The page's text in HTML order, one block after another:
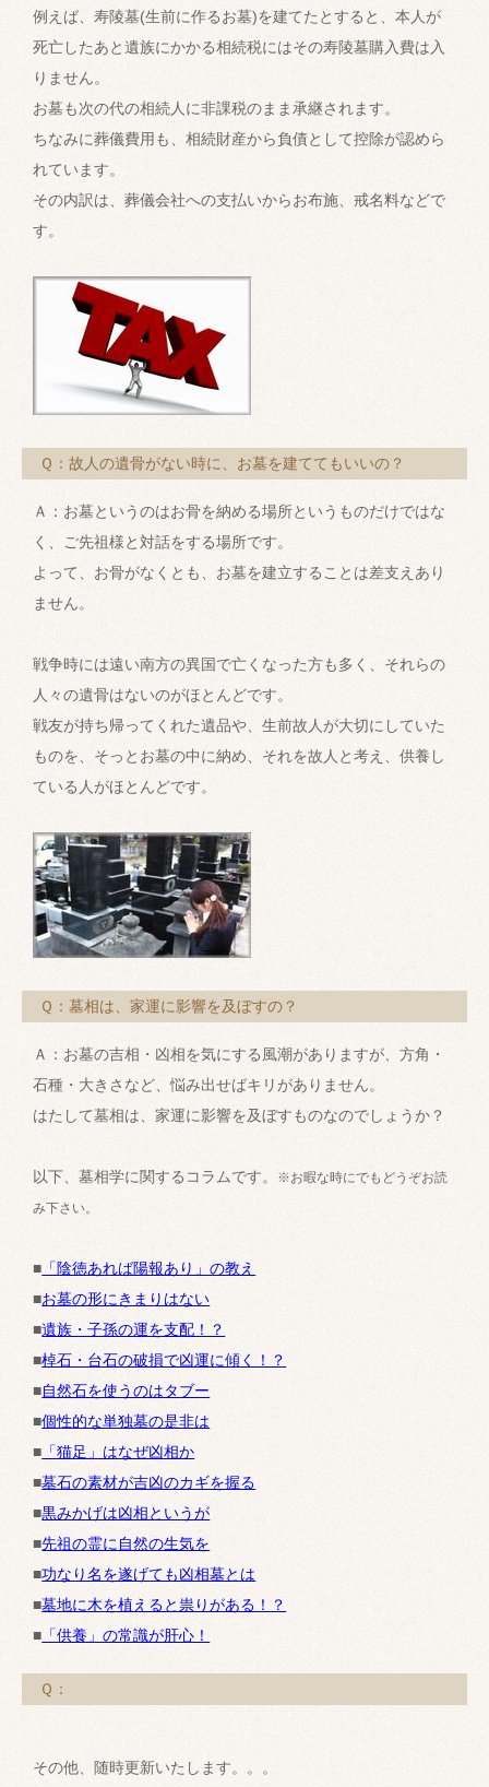
例えば、寿陵墓(生前に作るお墓)を建てたとすると、本人が
死亡したあと遺族にかかる相続税にはその寿陵墓購入費は入
りません。
お墓も次の代の相続人に非課税のまま承継されます。
ちなみに葬儀費用も、相続財産から負債として控除が認めら
れています。
その内訳は、葬儀会社への支払いからお布施、戒名料などで
す。
Ｑ：故人の遺骨がない時に、お墓を建ててもいいの？
Ａ：お墓というのはお骨を納める場所というものだけではな
く、ご先祖様と対話をする場所です。
よって、お骨がなくとも、お墓を建立することは差支えあり
ません。
戦争時には遠い南方の異国で亡くなった方も多く、それらの
人々の遺骨はないのがほとんどです。
戦友が持ち帰ってくれた遺品や、生前故人が大切にしていた
ものを、そっとお墓の中に納め、それを故人と考え、供養し
ている人がほとんどです。
Ｑ：墓相は、家運に影響を及ぼすの？
Ａ：お墓の吉相・凶相を気にする風潮がありますが、方角・
石種・大きさなど、悩み出せばキリがありません。
はたして墓相は、家運に影響を及ぼすものなのでしょうか？
以下、墓相学に関するコラムです。
※お暇な時にでもどうぞお読
み下さい。
■ 「陰徳あれば陽報あり」の教え
■お墓の形にきまりはない
■遺族・子孫の運を支配！？
■棹石・台石の破損で凶運に傾く！？
■自然石を使うのはタブー
■個性的な単独墓の是非は
■ 「猫足」はなぜ凶相か
■墓石の素材が吉凶のカギを握る
■黒みかげは凶相というが
■先祖の霊に自然の生気を
■功なり名を遂げても凶相墓とは
■墓地に木を植えると祟りがある！？
■ 「供養」の常識が肝心！
Ｑ：
その他、随時更新いたします。。。